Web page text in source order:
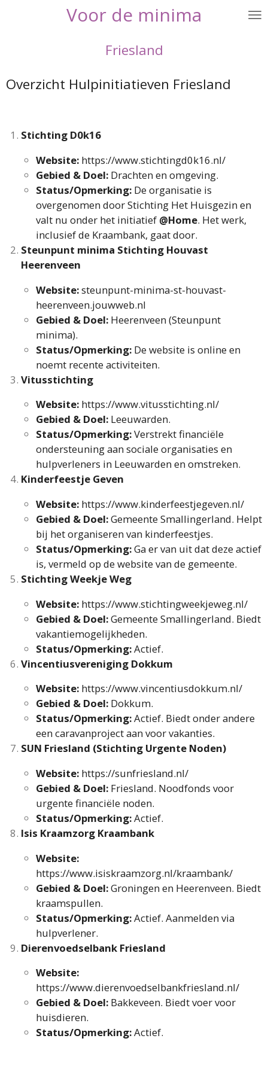
Voor de minima
Friesland
Overzicht Hulpinitiatieven Friesland
Stichting D0k16
Website: https://www.stichtingd0k16.nl/
Gebied & Doel: Drachten en omgeving.
Status/Opmerking: De organisatie is
overgenomen door Stichting Het Huisgezin en
valt nu onder het initiatief @Home. Het werk,
inclusief de Kraambank, gaat door.
Steunpunt minima Stichting Houvast
Heerenveen
Website:steunpunt-minima-st-houvast-
heerenveen.jouwweb.nl
Gebied & Doel: Heerenveen (Steunpunt
minima).
Status/Opmerking: De website is online en
noemt recente activiteiten.
Vitusstichting
Website: https://www.vitusstichting.nl/
Gebied & Doel: Leeuwarden.
Status/Opmerking:Verstrekt financiële
ondersteuning aan sociale organisaties en
hulpverleners in Leeuwarden en omstreken.
Kinderfeestje Geven
Website: https://www.kinderfeestjegeven.nl/
Gebied & Doel:Gemeente Smallingerland. Helpt
bij het organiseren van kinderfeestjes.
Status/Opmerking:Ga er van uit dat deze actief
is, vermeld op de website van de gemeente.
Stichting Weekje Weg
Website: https://www.stichtingweekjeweg.nl/
Gebied & Doel:Gemeente Smallingerland. Biedt
vakantiemogelijkheden.
Status/Opmerking:Actief.
Vincentiusvereniging Dokkum
Website: https://www.vincentiusdokkum.nl/
Gebied & Doel: Dokkum.
Status/Opmerking:Actief. Biedt onder andere
een caravanproject aan voor vakanties.
SUN Friesland (Stichting Urgente Noden)
Website: https://sunfriesland.nl/
Gebied & Doel: Friesland. Noodfonds voor
urgente financiële noden.
Status/Opmerking:Actief.
Isis Kraamzorg Kraambank
Website:
https://www.isiskraamzorg.nl/kraambank/
Gebied & Doel:Groningen en Heerenveen. Biedt
kraamspullen.
Status/Opmerking:Actief. Aanmelden via
hulpverlener.
Dierenvoedselbank Friesland
Website:
https://www.dierenvoedselbankfriesland.nl/
Gebied & Doel: Bakkeveen. Biedt voer voor
huisdieren.
Status/Opmerking:Actief.